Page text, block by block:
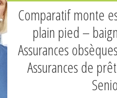
Comparatif monte
plain pied –
Assurances
Assurances de